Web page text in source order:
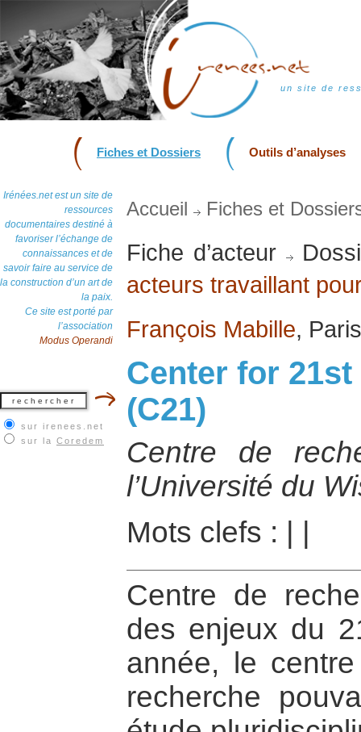
un site de
Fiches et Dossiers Outils d’analyses
Irénées.net est un site de
ressources
documentaires destiné à
favoriser l’échange de
connaissances et de
savoir faire au service de
la construction d’un art de
la paix.
Ce site est porté par
l’association
Modus Operandi
sur irenees.net
sur la Coredem
Accueil Fiches et
Fiche d’acteur
acteurs travaillant
François Mabille,
Center for
(C21)
Centre de
l’Université du
Mots clefs :
Centre de
des enjeux du
année, le
recherche